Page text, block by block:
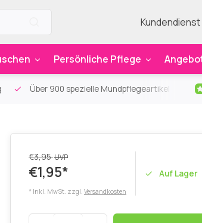
Kundendienst
Persönliche Pflege
Über 900 spezielle Mundpflegeartikel
€3,95UVP
€1,95*
* Inkl. MwSt. zzgl. Versandkosten
Auf Lager